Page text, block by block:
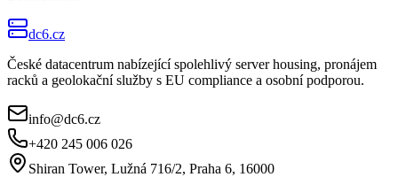
dc6.cz
České datacentrum nabízející spolehlivý server housing, pronájem
racků a geolokační služby s EU compliance a osobní podporou.
info@dc6.cz
+420 245 006 026
Shiran Tower, Lužná 716/2, Praha 6, 16000